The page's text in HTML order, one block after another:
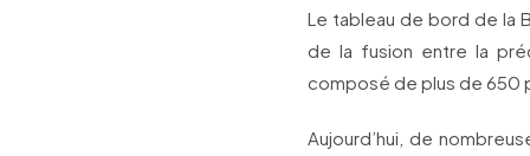
Le tableau de bord de la
de la fusion entre la
composé de plus de 650
Aujourd’hui, de